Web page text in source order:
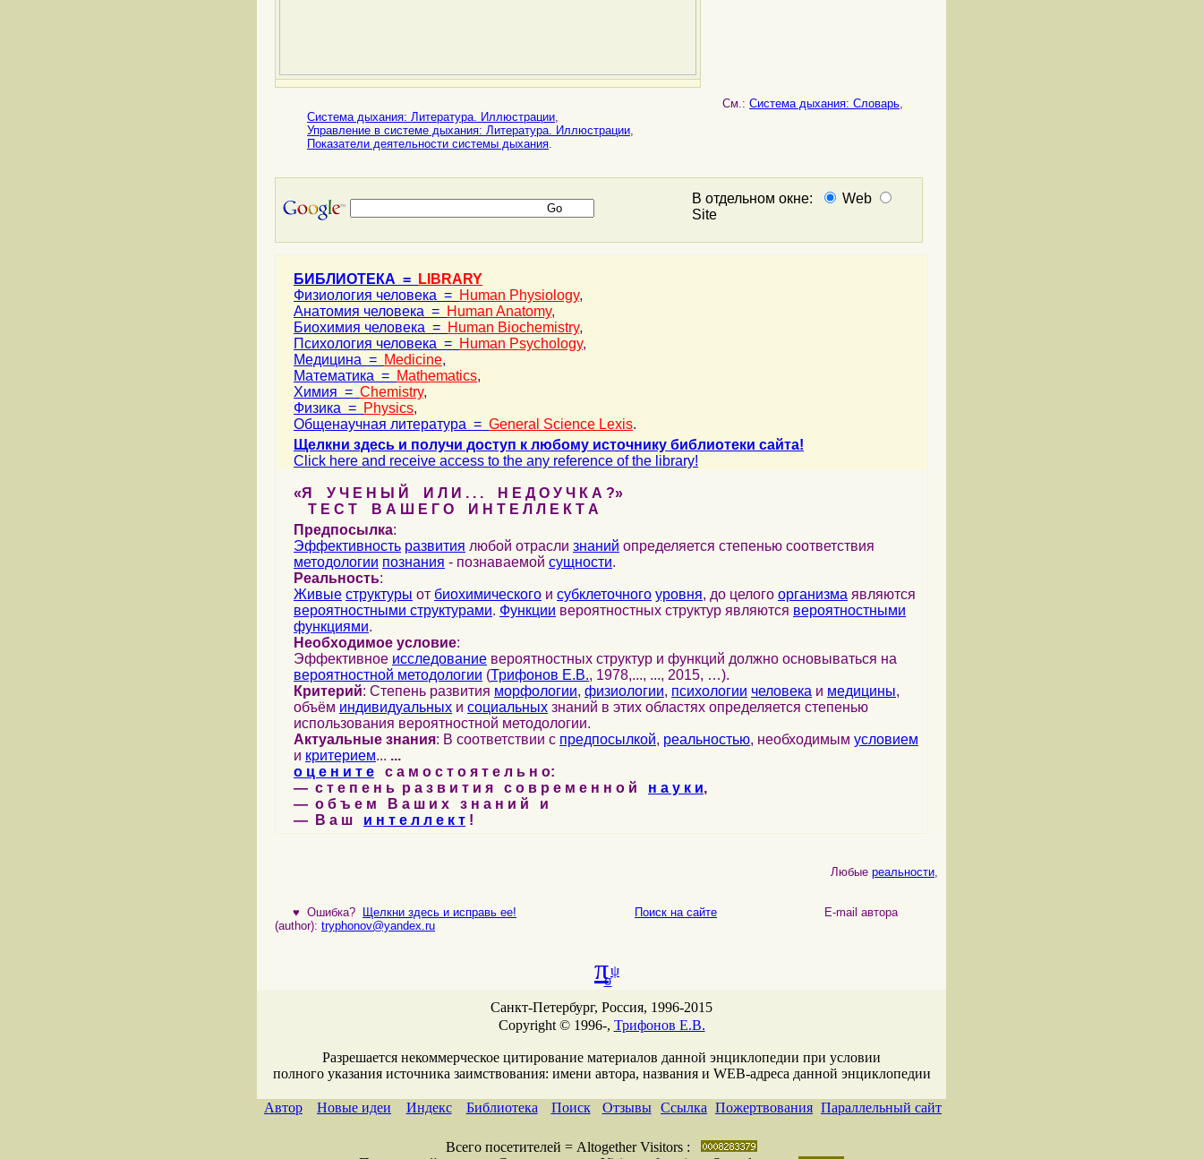
См.: Система дыхания: Cловарь,
Система дыхания: Литература. Иллюстрации,
Управление в системе дыхания: Литература. Иллюстрации,
Показатели деятельности системы дыхания.
В отдельном окне:
Web
Site
БИБЛИОТЕКА =
LIBRARY
Физиология человека = Human Physiology,
Анатомия человека = Human Anatomy,
Биохимия человека = Human Biochemistry,
Психология человека = Human Psychology,
Медицина = Medicine,
Математика = Mathematics,
Химия = Chemistry,
Физика = Physics,
Общенаучная литература = General Science Lexis.
Щелкни здесь и получи доступ к любому источнику библиотеки сайта!
Click here and receive access to the any reference of the library!
«Я У Ч Е Н Ы Й И Л И . . . Н Е Д О У Ч К А ?»
Т Е С Т В А Ш Е Г О И Н Т Е Л Л Е К Т А
Предпосылка:
Эффективность развития любой отрасли знаний определяется степенью соответствия
методологии познания - познаваемой сущности.
Реальность:
Живые структуры от биохимического и субклеточного уровня, до целого организма являются
вероятностными структурами. Функции вероятностных структур являются вероятностными
функциями.
Необходимое условие:
Эффективное исследование вероятностных структур и функций должно основываться на
вероятностной методологии (Трифонов Е.В., 1978,..., ..., 2015, …).
Критерий: Степень развития морфологии, физиологии, психологии человека и медицины,
объём индивидуальных и социальных знаний в этих областях определяется степенью
использования вероятностной методологии.
Актуальные знания: В соответствии с предпосылкой, реальностью, необходимым условием
и критерием... ...
о ц е н и т е с а м о с т о я т е л ь н о:
— с т е п е н ь р а з в и т и я с о в р е м е н н о й н а у к и,
— о б ъ е м В а ш и х з н а н и й и
— В а ш и н т е л л е к т !
Любыереальности, как
♥ Ошибка? Щелкни здесь и исправь ее! Поиск на сайте E-mail автора
(author): tryphonov@yandex.ru
πψ
σ
Санкт-Петербург, Россия, 1996-2015
Copyright © 1996-, Трифонов Е.В.
Разрешается некоммерческое цитирование материалов данной энциклопедии при условии
полного указания источника заимствования: имени автора, названия и WEB-адреcа данной энциклопедии
Автор Новые идеи Индекс Библиотека Поиск Отзывы Ссылка Пожертвования Параллельный сайт
Всего посетителей = Altogether Visitors :